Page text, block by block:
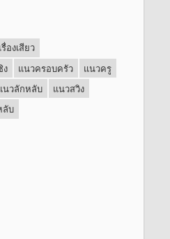
องเสียว
ง แนวครอบครัว
แนวครู
นวลักหลับ
แนวสวิง
ลับ